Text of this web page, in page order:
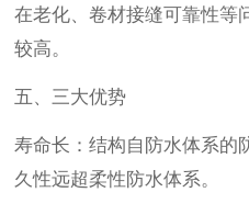
在老化、卷材接缝可靠性等
较高。
五、三大优势
寿命长：结构自防水体系的
久性远超柔性防水体系。